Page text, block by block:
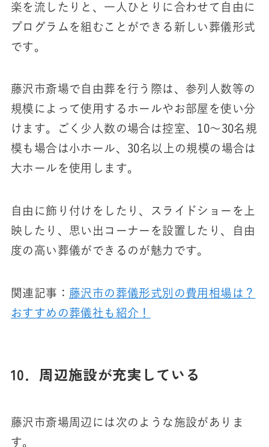
楽を流したりと、一人ひとりに合わせて自由に
プログラムを組むことができる新しい葬儀形式
です。
藤沢市斎場で自由葬を行う際は、参列人数等の
規模によって使用するホールやお部屋を使い分
けます。ごく少人数の場合は控室、10～30名規
模も場合は小ホール、30名以上の規模の場合は
大ホールを使用します。
自由に飾り付けをしたり、スライドショーを上
映したり、思い出コーナーを設置したり、自由
度の高い葬儀ができるのが魅力です。
関連記事： 藤沢市の葬儀形式別の費用相場は？
おすすめの葬儀社も紹介！
10．周辺施設が充実している
藤沢市斎場周辺には次のような施設がありま
す。